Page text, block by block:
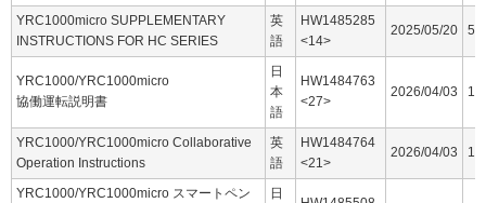
YRC1000micro SUPPLEMENTARY
INSTRUCTIONS FOR HC SERIES
英
語
HW1485285
<14>
2025/05/20
YRC1000/YRC1000micro
協働運転説明書
日
本
語
HW1484763
<27>
2026/04/03
YRC1000/YRC1000micro Collaborative
Operation Instructions
英
語
HW1484764
<21>
2026/04/03
YRC1000/YRC1000micro スマートペン
日